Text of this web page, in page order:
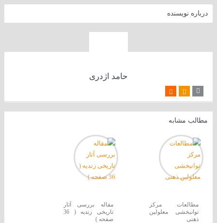
درباره نویسنده
حامد اژدری
مطالب مشابه
مطالعات مرکز
توانبخشی معلولین
ذهنی
مقاله بررسی آثار
تاریخی زندیه ( 36
صفحه )